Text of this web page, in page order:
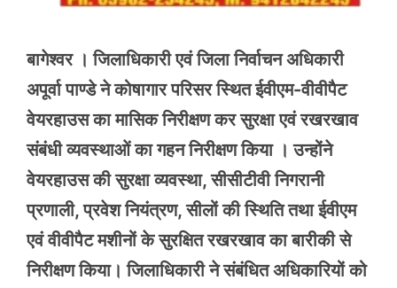
बागेश्वर । जिलाधिकारी एवं जिला निर्वाचन अधिकारी
अपूर्वा पाण्डे ने कोषागार परिसर स्थित ईवीएम-वीवीपैट
वेयरहाउस का मासिक निरीक्षण कर सुरक्षा एवं रखरखाव
संबंधी व्यवस्थाओं का गहन निरीक्षण किया । उन्होंने
वेयरहाउस की सुरक्षा व्यवस्था, सीसीटीवी निगरानी
प्रणाली, प्रवेश नियंत्रण, सीलों की स्थिति तथा ईवीएम
एवं वीवीपैट मशीनों के सुरक्षित रखरखाव का बारीकी से
निरीक्षण किया। जिलाधिकारी ने संबंधित अधिकारियों को